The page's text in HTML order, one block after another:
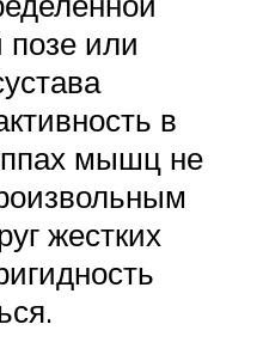
или
в
мышц не
жестких